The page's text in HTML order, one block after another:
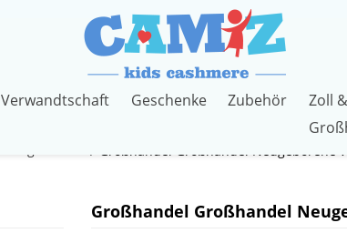
Verwandtschaft Geschenke Zubehör
Zoll &
Großhandel Großhandel